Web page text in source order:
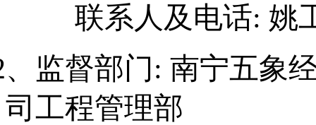
联系人及电话: 姚
、监督部门: 南宁五象
司工程管理部